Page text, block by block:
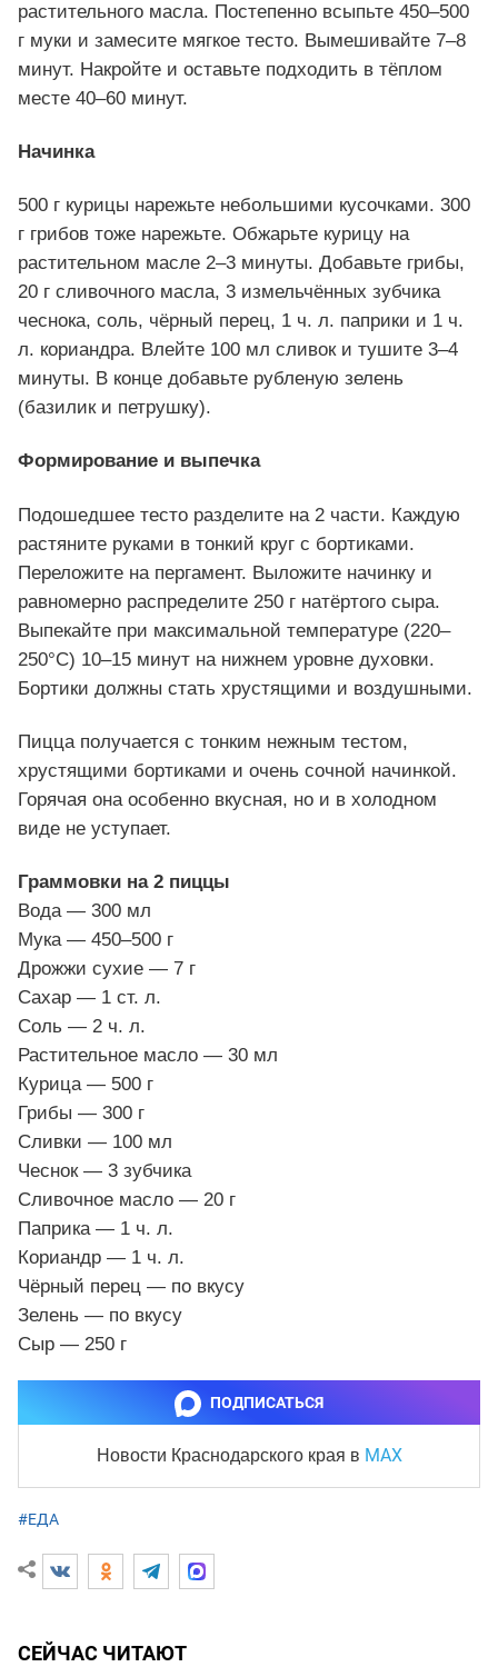
растительного масла. Постепенно всыпьте 450–500
г муки и замесите мягкое тесто. Вымешивайте 7–8
минут. Накройте и оставьте подходить в тёплом
месте 40–60 минут.
Начинка
500 г курицы нарежьте небольшими кусочками. 300
г грибов тоже нарежьте. Обжарьте курицу на
растительном масле 2–3 минуты. Добавьте грибы,
20 г сливочного масла, 3 измельчённых зубчика
чеснока, соль, чёрный перец, 1 ч. л. паприки и 1 ч.
л. кориандра. Влейте 100 мл сливок и тушите 3–4
минуты. В конце добавьте рубленую зелень
(базилик и петрушку).
Формирование и выпечка
Подошедшее тесто разделите на 2 части. Каждую
растяните руками в тонкий круг с бортиками.
Переложите на пергамент. Выложите начинку и
равномерно распределите 250 г натёртого сыра.
Выпекайте при максимальной температуре (220–
250°C) 10–15 минут на нижнем уровне духовки.
Бортики должны стать хрустящими и воздушными.
Пицца получается с тонким нежным тестом,
хрустящими бортиками и очень сочной начинкой.
Горячая она особенно вкусная, но и в холодном
виде не уступает.
Граммовки на 2 пиццы
Вода — 300 мл
Мука — 450–500 г
Дрожжи сухие — 7 г
Сахар — 1 ст. л.
Соль — 2 ч. л.
Растительное масло — 30 мл
Курица — 500 г
Грибы — 300 г
Сливки — 100 мл
Чеснок — 3 зубчика
Сливочное масло — 20 г
Паприка — 1 ч. л.
Кориандр — 1 ч. л.
Чёрный перец — по вкусу
Зелень — по вкусу
Сыр — 250 г
ПОДПИСАТЬСЯ
Новости Краснодарского края в MAX
#ЕДА
СЕЙЧАС ЧИТАЮТ